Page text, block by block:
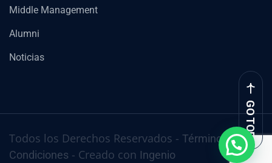
Middle Management
Alumni
Noticias
Todos los Derechos Reservados - Términos y
Condiciones - Creado con Ingenio
GO TOP